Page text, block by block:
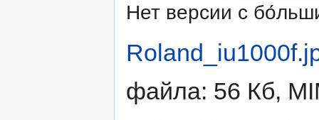
Нет версии с
файла: 56 Кб,